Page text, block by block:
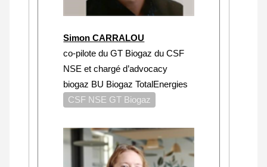
Simon CARRALOU
co-pilote du GT Biogaz du CSF
NSE et chargé d’advocacy
biogaz BU Biogaz TotalEnergies
CSF NSE GT Biogaz